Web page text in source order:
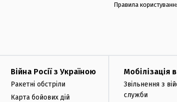
Правила
Війна Росії з Україною
Ракетні обстріли
Карта бойових дій
Мобілізація в
Звільнення з
служби